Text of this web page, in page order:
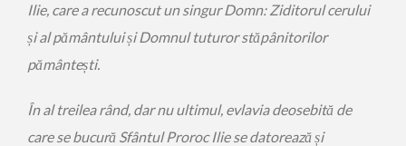
Ilie, care a recunoscut un singur Domn: Ziditorul cerului
și al pământului și Domnul tuturor stăpânitorilor
pământești.
În al treilea rând, dar nu ultimul, evlavia deosebită de
care se bucură Sfântul Proroc Ilie se datorează și